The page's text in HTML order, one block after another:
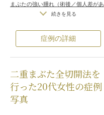
まぶたの強い腫れ（術後／個人差があ
内出血（術後）/
不自然な二重（無理に二重の幅を広
/仕上がりのわずかな左右
ないことがある/
二重のラインの癒着
手術後の血腫
続きを見る
症例の詳細
二重まぶた全切開法を
行った20代女性の症例
写真